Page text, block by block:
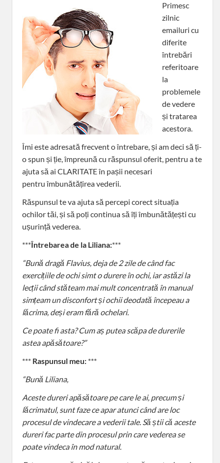
Primesc
zilnic
emailuri cu
diferite
întrebări
referitoare
la
problemele
de vedere
și tratarea
acestora.
Îmi este adresată frecvent o întrebare, și am deci să ți-
o spun și ție, împreună cu răspunsul oferit, pentru a te
ajuta să ai CLARITATE în pașii necesari
pentru îmbunătățirea vederii.
Răspunsul te va ajuta să percepi corect situația
ochilor tăi, și să poți continua să îți îmbunătățești cu
ușurință vederea.
***Întrebarea de la Liliana:***
“Bună dragă Flavius, deja de 2 zile de când fac
exercițiile de ochi simt o durere în ochi, iar astăzi la
lecții când stăteam mai mult concentrată în manual
simțeam un disconfort și ochii deodată începeau a
lăcrima, deși eram fără ochelari.
Ce poate fi asta? Cum aș putea scăpa de durerile
astea apăsătoare?”
*** Raspunsul meu: ***
“Bună Liliana,
Aceste dureri apăsătoare pe care le ai, precum și
lăcrimatul, sunt faze ce apar atunci când are loc
procesul de vindecare a vederii tale. Să știi că aceste
dureri fac parte din procesul prin care vederea se
poate vindeca în mod natural.